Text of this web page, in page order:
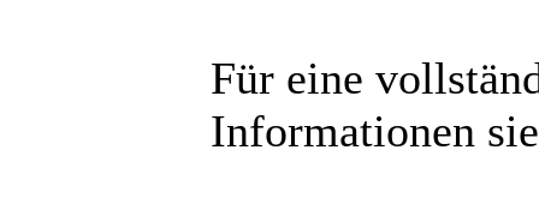
Für eine
Informationen